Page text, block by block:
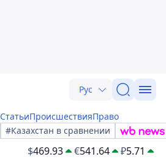
Рус
СтатьиПроисшествияПраво
#Казахстан в сравнении
$469.93 €541.64 ₽5.71